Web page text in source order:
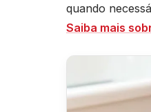
quando
Saiba mais